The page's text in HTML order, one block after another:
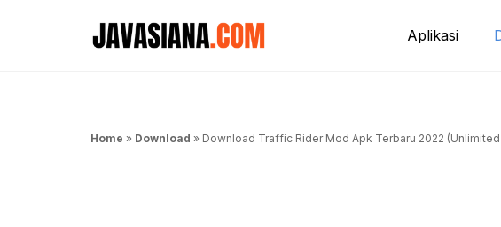
Aplikasi
Home » Download » Download Traffic Rider Mod Apk Terbaru 2022